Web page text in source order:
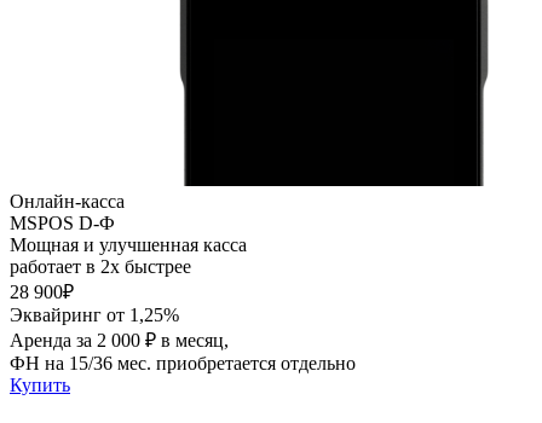
Онлайн-касса
MSPOS D-Ф
Мощная и улучшенная касса
работает в 2х быстрее
28 900₽
Эквайринг от 1,25%
Аренда за 2 000 ₽ в месяц,
ФН на 15/36 мес. приобретается отдельно
Купить